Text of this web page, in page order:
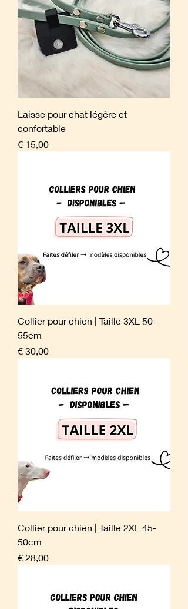
Laisse pour chat légère et
confortable
Prijs
€ 15,00
Collier pour chien | Taille 3XL 50-
55cm
Prijs
€ 30,00
Collier pour chien | Taille 2XL 45-
50cm
Prijs
€ 28,00